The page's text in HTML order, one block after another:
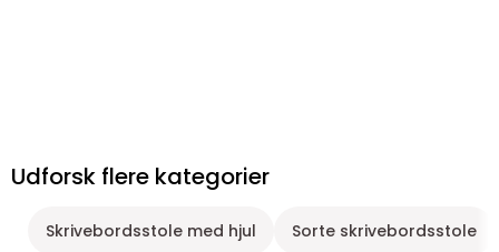
Udforsk flere kategorier
Skrivebordsstole med hjul Sorte skrivebordsstole